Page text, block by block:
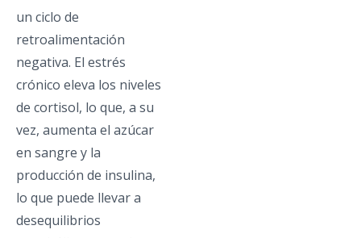
un ciclo de
retroalimentación
negativa. El estrés
crónico eleva los niveles
de cortisol, lo que, a su
vez, aumenta el azúcar
en sangre y la
producción de insulina,
lo que puede llevar a
desequilibrios